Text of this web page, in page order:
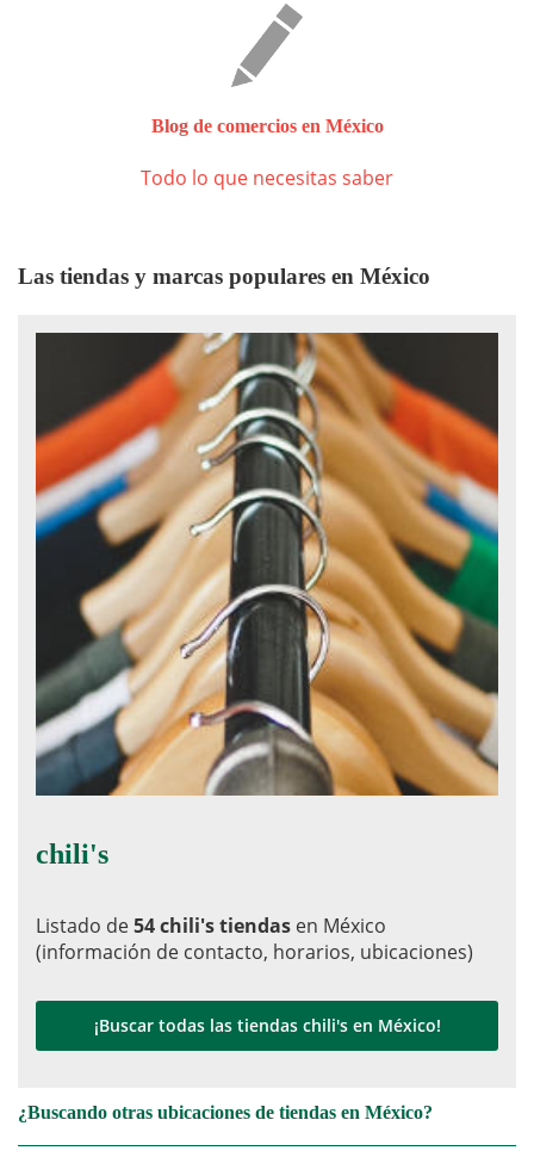
Blog de comercios en México
Todo lo que necesitas saber
Las tiendas y marcas populares en México
chili's
Listado de54 chili's tiendas en México
(información de contacto, horarios, ubicaciones)
¡Buscar todas las tiendas chili's en México!
¿Buscando otras ubicaciones de tiendas en México?